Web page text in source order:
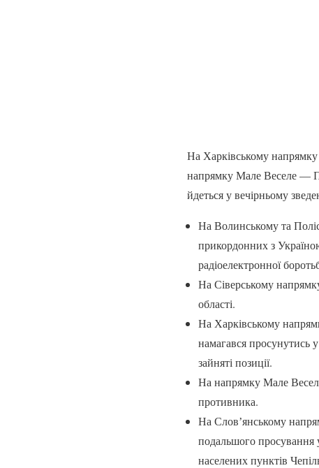
На Харківському
напрямку Мале Веселе —
йдеться у вечірньому
На Волинському та
прикордонних з
радіоелектронної
На Сіверському
області.
На Харківському
намагався просунутись
зайняті позиції.
На напрямку Мале
противника.
На Словʼянському
подальшого просування
населених пунктів